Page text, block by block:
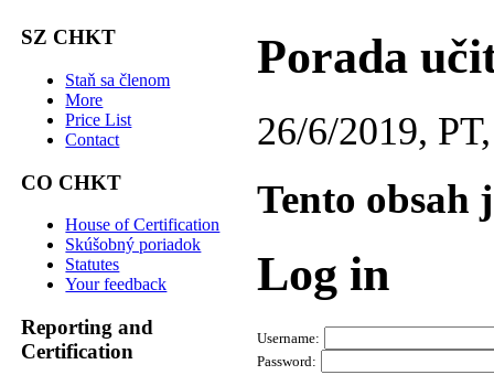
SZ CHKT
Staň sa členom
More
Price List
Contact
CO CHKT
House of Certification
Skúšobný poriadok
Statutes
Your feedback
Reporting and
Certification
Porada
26/6/2019,
Tento obsah
Log in
Username:
Password: